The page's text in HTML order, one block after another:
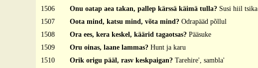
1506
Onu oatap aea takan, pallep kärssä käimä tulla? Susi hiil tsika
1507
Oota mind, katsu mind, võta mind? Odrapääd põllul
1508
Ora ees, kera keskel, käärid tagaotsas? Pääsuke
1509
Oru oinas, laane lammas? Hunt ja karu
1510
Orik origu pääl, rasv keskpaigan? Tarehire', sambla'